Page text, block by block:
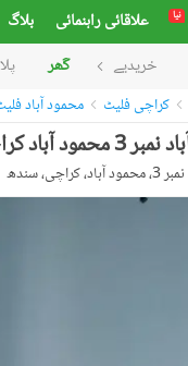
نیا علاقائی راہنمائی بلاگ
خریدیے گھر
کراچی فلیٹ محمود آباد
فلیٹ 28.5 لاکھ میں برائے فروخت۔
سندھ